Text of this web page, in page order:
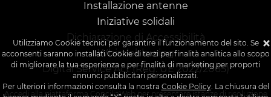
Installazione antenne
Iniziative solidali
Dichiarazione di Accessibilità
Whistleblowing
Digital Service Act (Reg. UE 2022/2065)
Accedi alla piattaforma ConciliaWeb per presentare istanze di risoluzione
Utilizziamo Cookie tecnici per garantire il funzionamento del sito. Se
acconsenti saranno installati Cookie di terzi per finalità analitica allo scopo
di migliorare la tua esperienza e per finalità di marketing per proporti
annunci pubblicitari personalizzati.
Per ulteriori informazioni consulta la nostra Cookie Policy. La chiusura del